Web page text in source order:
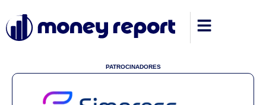
PATROCINADORES